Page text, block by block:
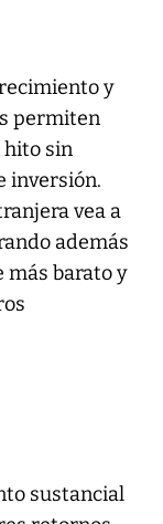
y
permiten
hito sin
inversión.
vea a
además
más barato y
sustancial